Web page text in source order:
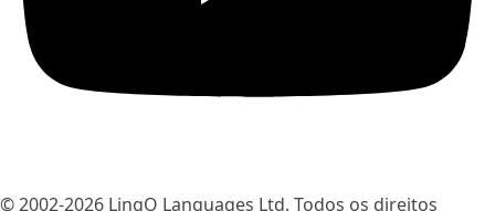
© 2002-2026 LingQ Languages Ltd. Todos os direitos